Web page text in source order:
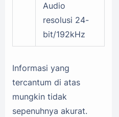
Audio
resolusi 24-
bit/192kHz
Informasi yang
tercantum di atas
mungkin tidak
sepenuhnya akurat.